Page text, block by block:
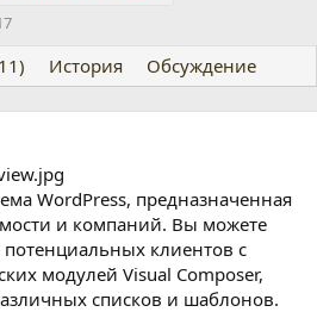
История Обсуждение
WordPress, предназначенная
и компаний. Вы можете
клиентов с
модулей Visual Composer,
списков и шаблонов.